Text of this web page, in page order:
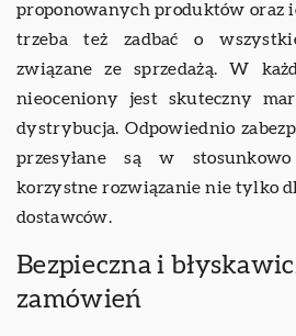
proponowanych produktów oraz
trzeba też zadbać o
związane ze sprzedażą. W
nieoceniony jest skuteczny
dystrybucja. Odpowiednio
przesyłane są w
korzystne rozwiązanie nie tylko
dostawców.
Bezpieczna i
zamówień